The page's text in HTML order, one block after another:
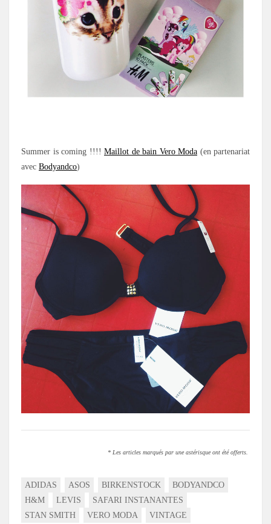
Summer is coming !!!! Maillot de bain Vero Moda (en partenariat
avec Bodyandco)
* Les articles marqués par une astérisque ont été offerts.
ADIDAS ASOS BIRKENSTOCK
BODYANDCO
H&M
LEVIS
SAFARI INSTANANTES
STAN SMITH
VERO MODA VINTAGE